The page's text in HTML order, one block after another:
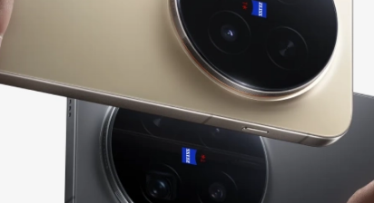
Стандарт связи/интернет
Dual nano SIM | eSIM
Стандарт связи
2G, 3G, 4G, 5G
Стандарт Wi-Fi
Wi-Fi 802.11 a/b/g/n/ac/6/7
Процессор
Производитель процессора
Процессор
Mediatek Dimensity 9500
Количество ядер